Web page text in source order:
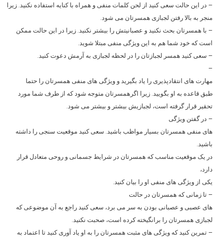
– در این حالت سعی کنید از لحن کلمات منفی و همراه با کنایه استفاده نکنید. زیرا
منجر به بالا رفتن لجبازی همسرتان می شود.
– با همسرتان بحث نکنید و عصبانیتش را بیشتر نکنید. زیرا در این حالت ممکن
است که خود شما هم به این ویژگی منفی مبتلا شوید.
– سعی کنید همسر لجبازتان را در لحظه لجبازی به آرمش دعوت کنید.
–
مهارت های انتقادپذیری را یاد بگیرید و ویژگی های منفی همسرتان را حتما
طبق قاعده به او بگویید. زیرا اگرهمسرتان متوجه شود که از طرف شما مورد
تحقیر قرار گرفته است، لجبازیش بیشتر و بیشتر می شود.
– در گفتن ویژگی
های منفی همسرتان بسیار مواظب باشید. سعی کنید موقعیت سنجی را داشته
باشید.
در یک موقعیت مناسب که همسرتان در شرایط جسمانی و روحی متعادل قرار
دارد،
یکی از ویژگی های منفی او را بیان کنید.
– تا زمانی که همسرتان در حالت
های عصبی و عصبانی بودن به سر می برد، سعی کنید راجع به آن موضوعی که
لجبازی همسرتان را برانگیخته کرده است، صحبت نکنید.
– تمرین کنید که ویژگی های مثبت همسرتان را به او یاد آوری کنید تا اعتماد به